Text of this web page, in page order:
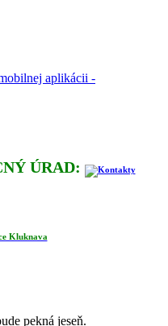
aplikácii -
ÚRAD:
Kluknava
pekná jeseň.